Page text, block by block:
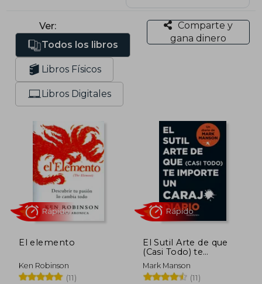
Ver:
Todos los libros
Libros Físicos
Libros Digitales
Comparte y
gana dinero
El elemento
Ken Robinson
(11)
Rápido
El Sutil Arte de que
(Casi Todo) te
Importe un Carajo
(DIARIO)
Mark Manson
(11)
Rápido